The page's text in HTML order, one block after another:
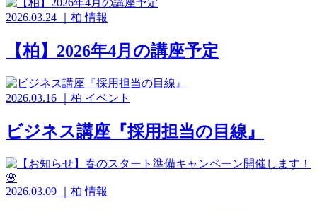
2026.03.24 柏 情報
【柏】2026年4月の講座予定
2026.03.16 柏 イベント
ビジネス講座『採用担当の目線』
2026.03.09 柏 情報